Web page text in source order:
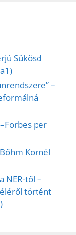
Sükösd
–
per
Kornél
NER-től –
éléről történt